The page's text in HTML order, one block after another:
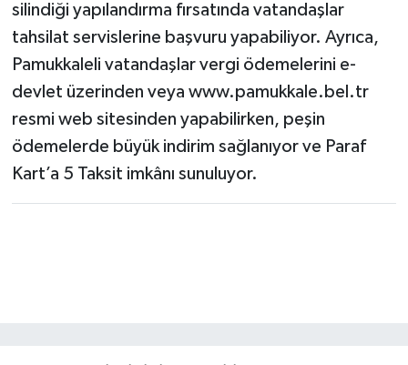
silindiği yapılandırma fırsatında vatandaşlar
tahsilat servislerine başvuru yapabiliyor. Ayrıca,
Pamukkaleli vatandaşlar vergi ödemelerini e-
devlet üzerinden veya www.pamukkale.bel.tr
resmi web sitesinden yapabilirken, peşin
ödemelerde büyük indirim sağlanıyor ve Paraf
Kart’a 5 Taksit imkânı sunuluyor.